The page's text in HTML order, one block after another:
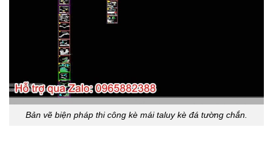
Bản vẽ biện pháp thi công kè mái taluy kè đá tường chắn.